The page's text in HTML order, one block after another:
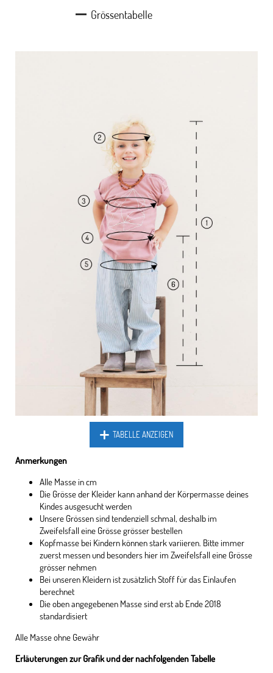
Grössentabelle
TABELLE ANZEIGEN
Anmerkungen
Alle Masse in cm
Die Grösse der Kleider kann anhand der Körpermasse deines
Kindes ausgesucht werden
Unsere Grössen sind tendenziell schmal, deshalb im
Zweifelsfall eine Grösse grösser bestellen
Kopfmasse bei Kindern können stark variieren. Bitte immer
zuerst messen und besonders hier im Zweifelsfall eine Grösse
grösser nehmen
Bei unseren Kleidern ist zusätzlich Stoff für das Einlaufen
berechnet
Die oben angegebenen Masse sind erst ab Ende 2018
standardisiert
Alle Masse ohne Gewähr
Erläuterungen zur Grafik und der nachfolgenden Tabelle